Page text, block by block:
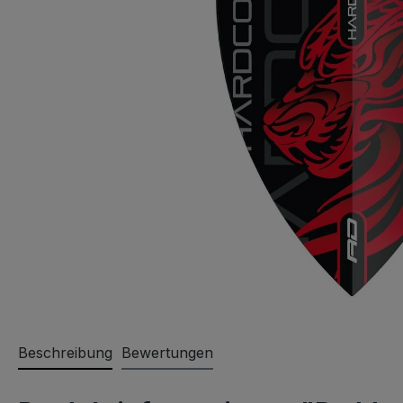
Beschreibung Bewertungen